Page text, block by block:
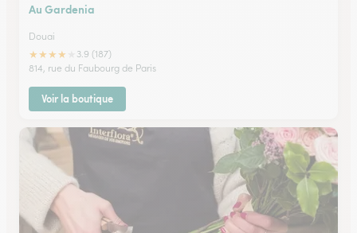
Au Gardenia
Douai
★★★★
3.9 (187)
814, rue du Faubourg de Paris
Voir la boutique